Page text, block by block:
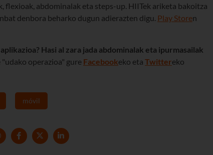
flexioak, abdominalak eta steps-up. HIITek ariketa bakoitza
denbora beharko dugun adierazten digu. Play Storen
Hasi al zara jada abdominalak eta ipurmasailak
operazioa" gure Facebookeko eta Twittereko
móvil